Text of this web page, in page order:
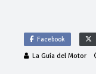
Facebook
La Guía del Motor